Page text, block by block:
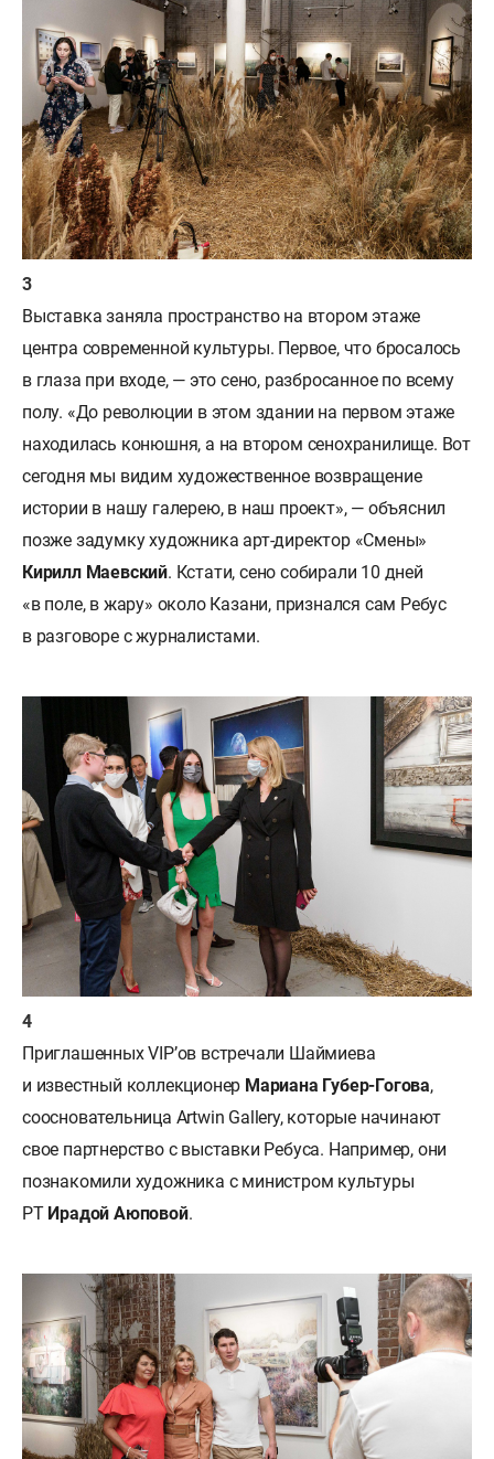
Выставка заняла пространство на втором этаже
центра современной культуры. Первое, что бросалось
в глаза при входе, — это сено, разбросанное по всему
полу. «До революции в этом здании на первом этаже
находилась конюшня, а на втором сенохранилище. Вот
сегодня мы видим художественное возвращение
истории в нашу галерею, в наш проект», — объяснил
позже задумку художника арт-директор «Смены»
Кирилл Маевский. Кстати, сено собирали 10 дней
«в поле, в жару» около Казани, признался сам Ребус
в разговоре с журналистами.
Приглашенных VIP’ов встречали Шаймиева
и известный коллекционер Мариана Губер-Гогова,
соосновательница Artwin Gallery, которые начинают
свое партнерство с выставки Ребуса. Например, они
познакомили художника с министром культуры
РТ Ирадой Аюповой.